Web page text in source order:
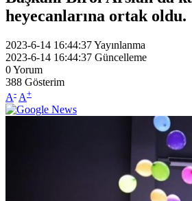
heyecanlarına ortak oldu.
2023-6-14 16:44:37Yayınlanma
2023-6-14 16:44:37 Güncelleme
0Yorum
388 Gösterim
A- A+